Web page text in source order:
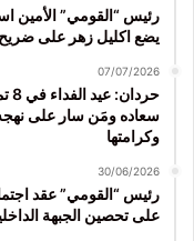
رئيس “القومي” الأمين
يضع اكليل زهر على
07/07/2026
سعاده ومَن سار على
وكرامتها
30/06/2026
رئيس “القومي” عقد
على تحصين الجبهة